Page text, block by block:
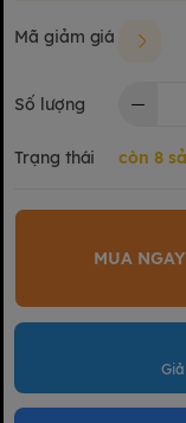
Mã giảm giá
Số lượng
Trạng thái còn 8
MUA NGAY